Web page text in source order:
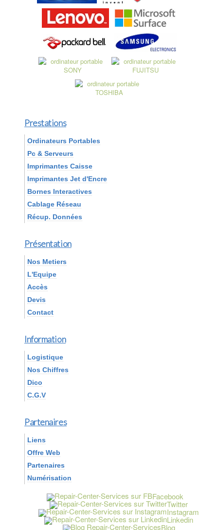
Prestations
Ordinateurs Portables
Pc & Serveurs
Imprimantes Caisse
Imprimantes Jet d'Encre
Bornes Interactives
Cablage Réseau
Récup. Données
Présentation
Nos Metiers
L'Equipe
Accès
Devis
Contact
Information
Logistique
Nos Chiffres
Dico
C.G.V
Partenaires
Liens
Offre Web
Partenaires
Numérisation
Facebook
Twitter
Instagram
Linkedin
Blog